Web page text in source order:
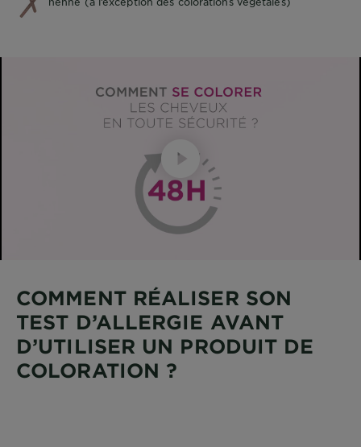
COMMENT RÉALISER SON
TEST D’ALLERGIE AVANT
D’UTILISER UN PRODUIT DE
COLORATION ?